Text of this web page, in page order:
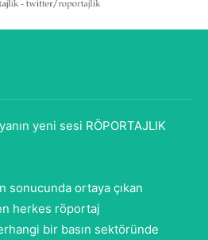
yeni sesi RÖPORTAJLIK
sonucunda ortaya çıkan
herkes röportaj
bir basın sektöründe